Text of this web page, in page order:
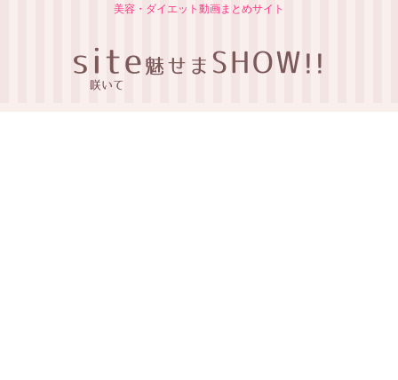
美容・ダイエット動画まとめサイト